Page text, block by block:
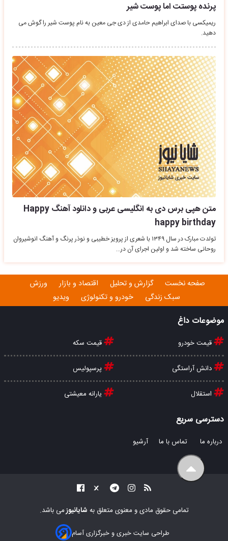
پرنده پوستت اما پوست شیر
ریمیکسی با صدای ابراهیم حامدی از دی جی معین به نام پوست شیر را گوش می
دهید.
متن هپی برس دی به انگلیسی عربی و دانلود آهنگ Happy
happy birthday
تولدت مبارک در سال ۱۳۴۹ با شعری از پرویز خطیبی و نوذر پرنگ و آهنگ انوشیروان
روحانی ساخته شد و اولین اجرای آن در…
صفحه نخست گزارش و تحلیل اقتصاد و بازار
ورزش
سبک زندگی
خودرو و تکنولوژی ویدیو
موضوعات داغ
قیمت خودرو قیمت سکه
دانش آراستگی پرسپولیس
استقلال یارانه معیشتی
دسترسی سریع
درباره ما تماس با ما آرشیو
تمامی حقوق مادی و معنوی متعلق به شایانیوزمی باشد.
طراحی سایت خبری و خبرگزاری آسام